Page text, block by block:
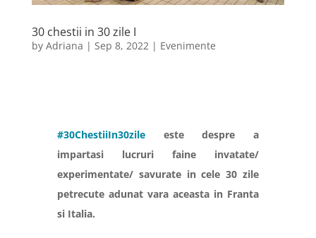
30 chestii in 30 zile I
by Adriana | Sep 8, 2022 | Evenimente
#30ChestiiIn30zileeste despre a
impartasi lucruri faine invatate/
experimentate/ savurate in cele 30 zile
petrecute adunat vara aceasta in Franta
si Italia.